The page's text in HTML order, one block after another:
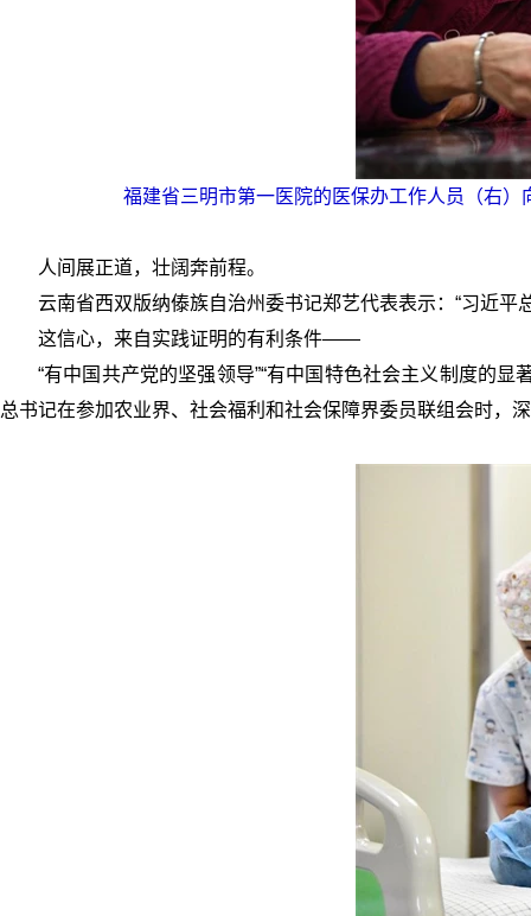
福建省三明市第一医院的医保办工作人员（右
人间展正道，壮阔奔前程。
云南省西双版纳傣族自治州委书记郑艺代表表示：“习近
这信心，来自实践证明的有利条件——
“有中国共产党的坚强领导”“有中国特色社会主义制度的显
总书记在参加农业界、社会福利和社会保障界委员联组会时，